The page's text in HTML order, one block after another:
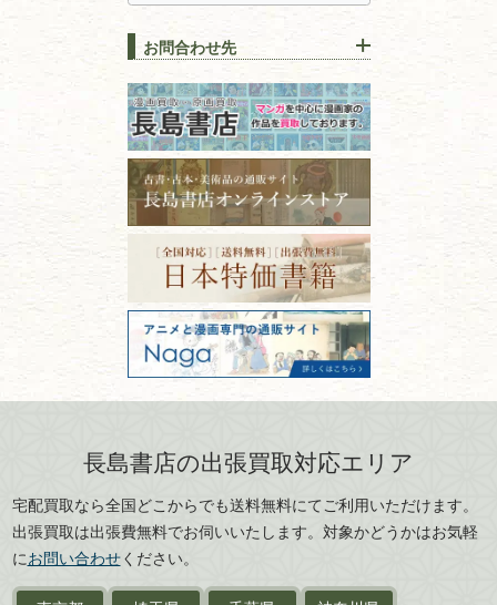
趣味・教養
書道
拓本・法帖・碑帖
篆刻・印譜
書道具
美術書・アート本・
デザイン本
カメラ・撮影術
版画・リトグラフ・
刀剣・鎧・甲冑
武道書・武術書
近代文学・
古本を高く売る方法！買取で
上手な売り方のコツを解説
古本の保管方法と劣化する原
因！適切な管理で長持ちさせ
るコツ
古本は汚れていると買取でき
ない？適切な保管方法とクリ
ーニング！
ISBNコードとは？書籍の識別
番号の意味と役割を解説
価値ある古書を売るポイント
と注意点
栃木県
山梨県
新潟県
長野県
愛知県
石川県
福井県
福島県
富山県
青森県
岩手県
宮城県
秋田県
山形県
岐阜県
三重県
滋賀県
京都府
大阪府
兵庫県
奈良県
島根県
岡山県
徳島県
香川県
愛媛県
お問合わせ先
古本買取専門店 長島書店
〒101-0051
東京都千代田区神田神保町2-5-1
フリーダイヤル：0120-414-548
電話：03-3512-8115
FAX：03-3512-8116
古物商許可：東京都公安委員会 第
301028901712号
古物商名称：有限会社長島書店
長島書店の出張買取対応エリア
宅配買取なら全国どこからでも送料無料にてご利用いただけます。
出張買取は出張費無料でお伺いいたします。対象かどうかはお気軽
にお問い合わせください。